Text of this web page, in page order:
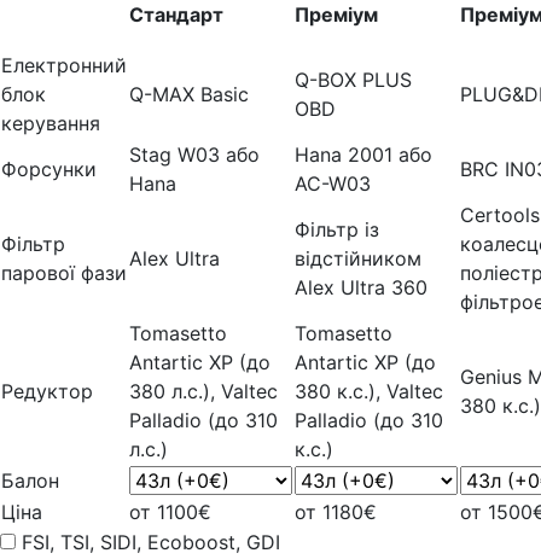
Стандарт
Преміум
Електронний
блок
керування
Q-MAX Basic
Q-BOX PLUS
OBD
Форсунки
Stag W03 або
Hana
Hana 2001 або
AC-W03
BRC
Фільтр
парової фази
Alex Ultra
Фільтр із
відстійником
Alex Ultra 360
Certools
Редуктор
Tomasetto
Antartic XP (до
380 л.с.), Valtec
Palladio (до 310
л.с.)
Tomasetto
Antartic XP (до
380 к.с.), Valtec
Palladio (до 310
к.с.)
Genius
380 к.с.)
Балон
Ціна
от 1100€ от 1180€
от
FSI, TSI, SIDI, Ecoboost, GDI